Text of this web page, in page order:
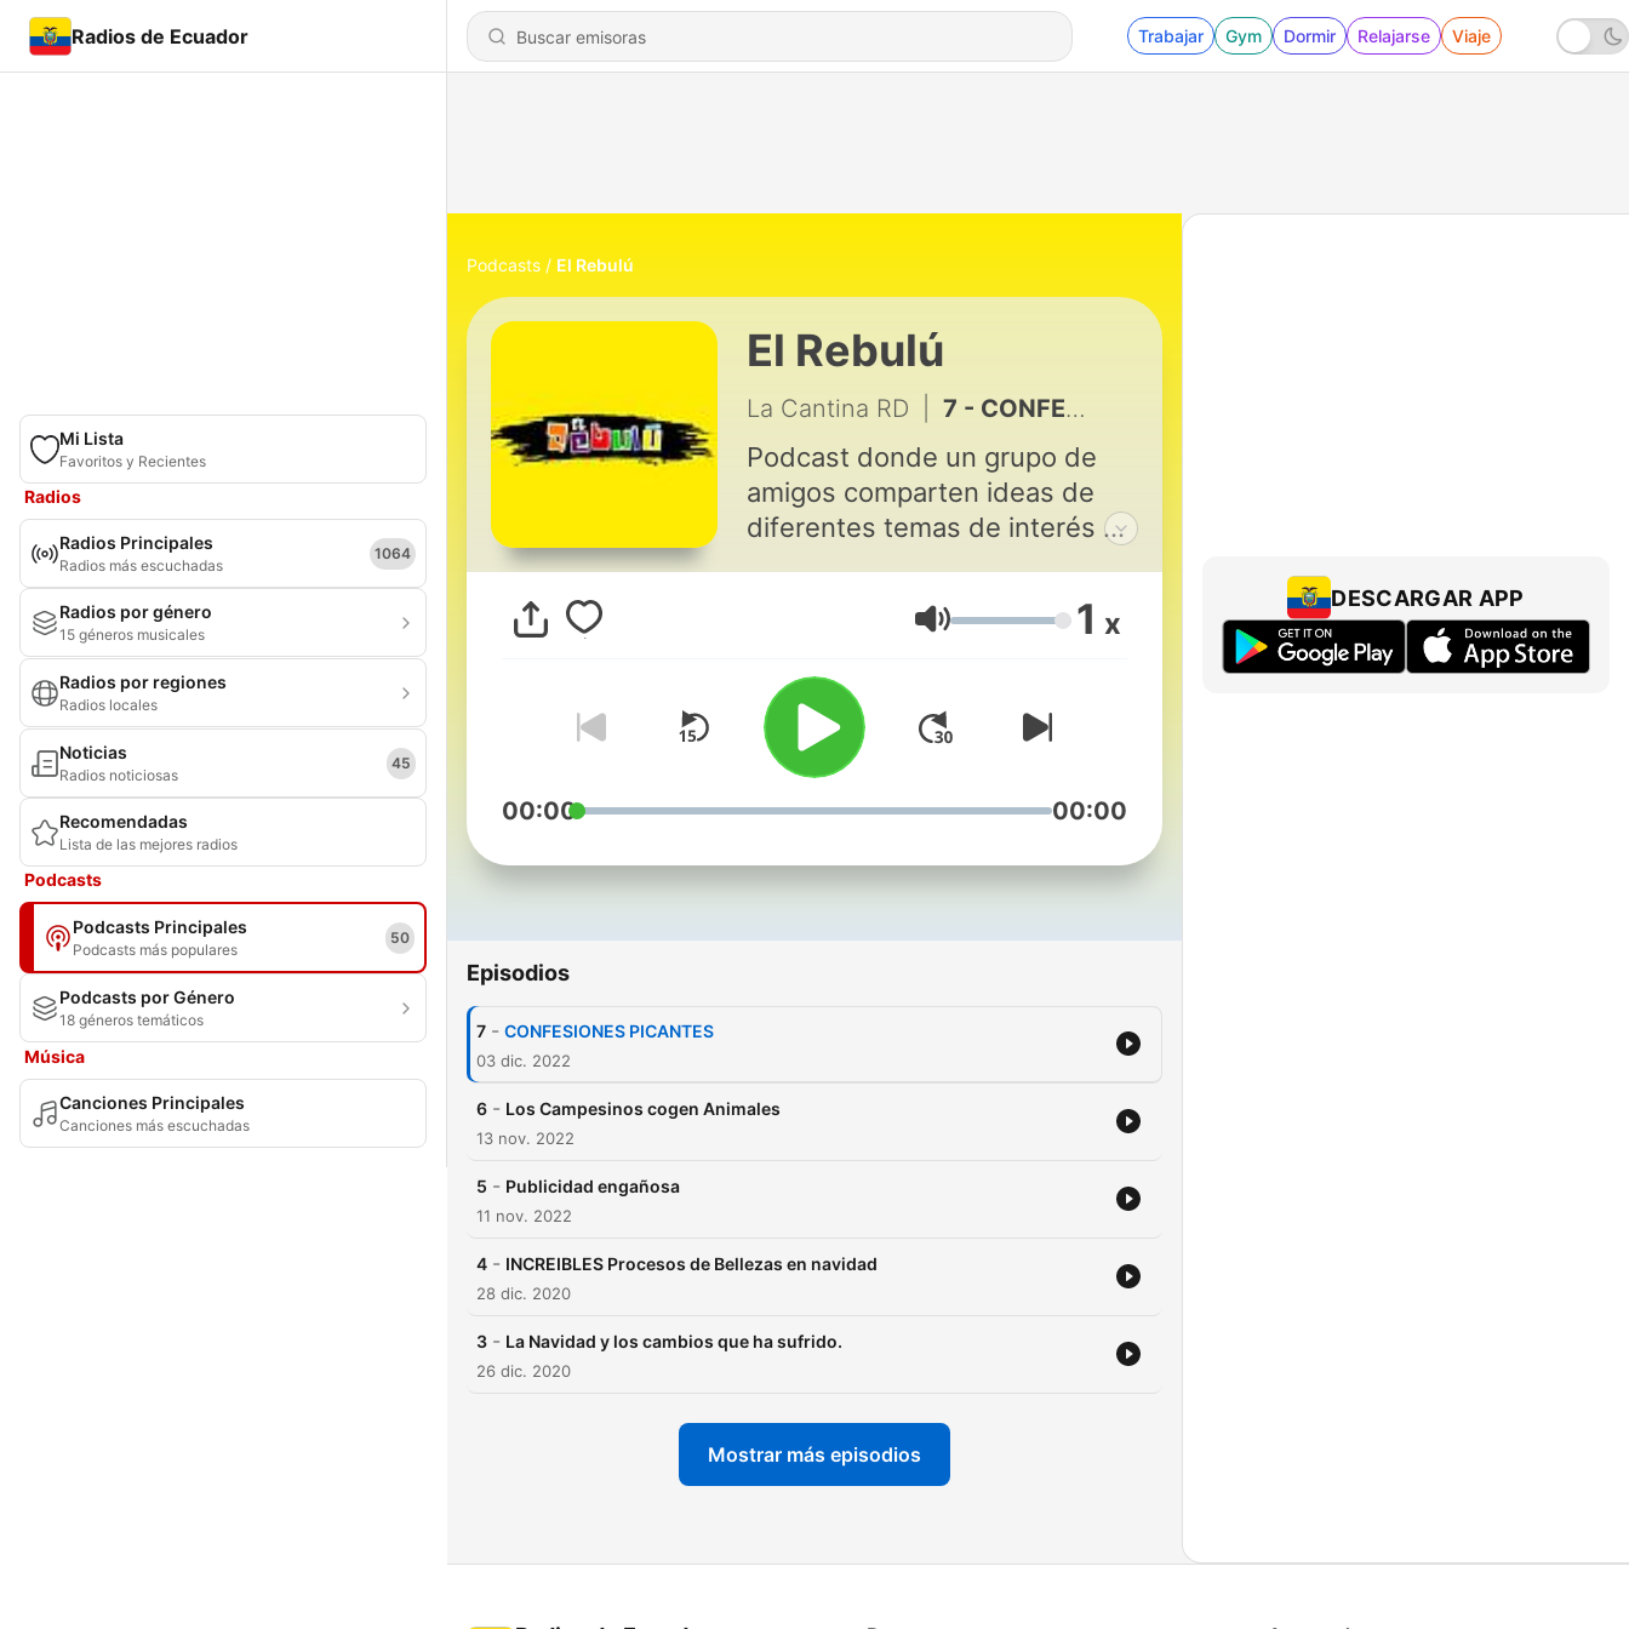
Radios de Ecuador Trabajar Gym Dormir Relajarse Viaje
Mi Lista
Favoritos y Recientes
Radios
Radios Principales
Radios más escuchadas
1064
Radios por género
15 géneros musicales
Radios por regiones
Radios locales
Noticias
Radios noticiosas
45
Recomendadas
Lista de las mejores radios
Podcasts
Podcasts Principales
Podcasts más populares
50
Podcasts por Género
18 géneros temáticos
Música
Canciones Principales
Canciones más escuchadas
Podcasts El Rebulú
El Rebulú
La Cantina RD 7 - CONFESIONES PICANTES
Podcast donde un grupo de
amigos comparten ideas de
diferentes temas de interés al
Volumen 1 x
00:00 00:00
Episodios
7 - CONFESIONES PICANTES
03 dic. 2022
6 - Los Campesinos cogen Animales
13 nov. 2022
5 - Publicidad engañosa
11 nov. 2022
4 - INCREIBLES Procesos de Bellezas en navidad
28 dic. 2020
3 - La Navidad y los cambios que ha sufrido.
26 dic. 2020
Mostrar más episodios
DESCARGAR APP